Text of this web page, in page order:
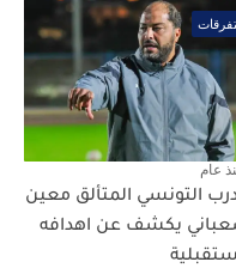
عام
التونسي المتألق معين
يكشف عن اهدافه